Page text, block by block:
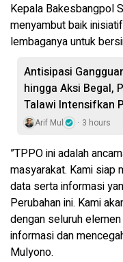
​Kepala Bakesbangpol
menyambut baik
lembaganya untuk
Antisipasi
hingga Aksi Begal,
Talawi Intensifkan
Arif Mul 3 hours
​”TPPO ini adalah
masyarakat. Kami siap
data serta informasi
Perubahan ini. Kami
dengan seluruh
informasi dan
Mulyono.